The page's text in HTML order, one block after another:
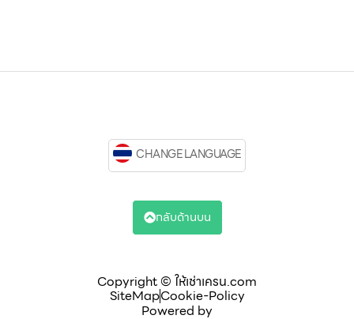
Copyright © ให้เช่าเครน.com
SiteMapCookie-Policy
Powered by
CHANGE LANGUAGE
กลับด้านบน